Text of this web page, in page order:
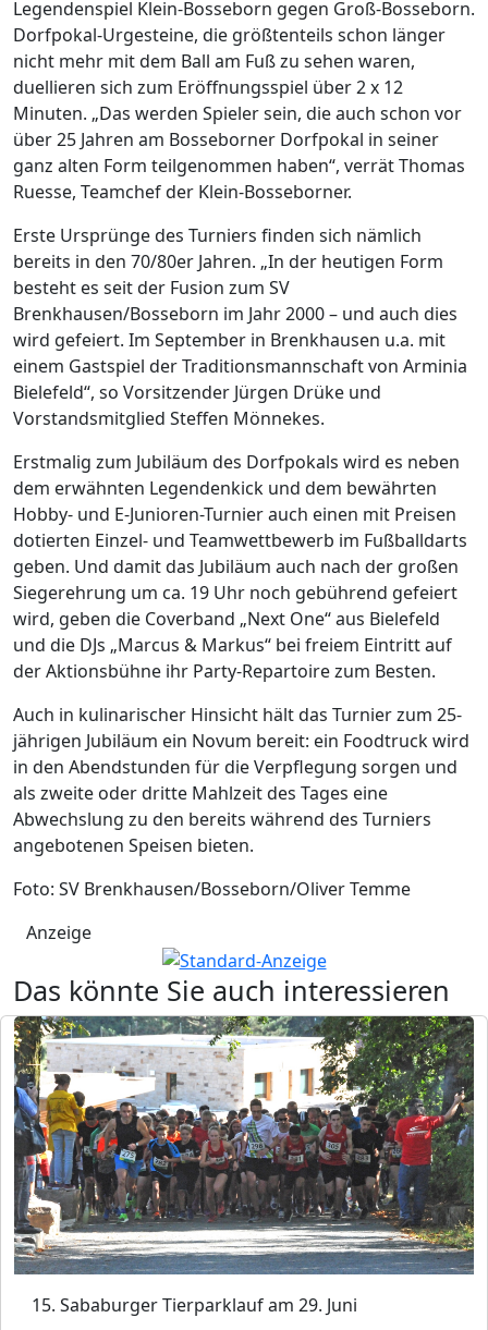
Legendenspiel Klein-Bosseborn gegen Groß-Bosseborn.
Dorfpokal-Urgesteine, die größtenteils schon länger
nicht mehr mit dem Ball am Fuß zu sehen waren,
duellieren sich zum Eröffnungsspiel über 2 x 12
Minuten. „Das werden Spieler sein, die auch schon vor
über 25 Jahren am Bosseborner Dorfpokal in seiner
ganz alten Form teilgenommen haben“, verrät Thomas
Ruesse, Teamchef der Klein-Bosseborner.
Erste Ursprünge des Turniers finden sich nämlich
bereits in den 70/80er Jahren. „In der heutigen Form
besteht es seit der Fusion zum SV
Brenkhausen/Bosseborn im Jahr 2000 – und auch dies
wird gefeiert. Im September in Brenkhausen u.a. mit
einem Gastspiel der Traditionsmannschaft von Arminia
Bielefeld“, so Vorsitzender Jürgen Drüke und
Vorstandsmitglied Steffen Mönnekes.
Erstmalig zum Jubiläum des Dorfpokals wird es neben
dem erwähnten Legendenkick und dem bewährten
Hobby- und E-Junioren-Turnier auch einen mit Preisen
dotierten Einzel- und Teamwettbewerb im Fußballdarts
geben. Und damit das Jubiläum auch nach der großen
Siegerehrung um ca. 19 Uhr noch gebührend gefeiert
wird, geben die Coverband „Next One“ aus Bielefeld
und die DJs „Marcus & Markus“ bei freiem Eintritt auf
der Aktionsbühne ihr Party-Repartoire zum Besten.
Auch in kulinarischer Hinsicht hält das Turnier zum 25-
jährigen Jubiläum ein Novum bereit: ein Foodtruck wird
in den Abendstunden für die Verpflegung sorgen und
als zweite oder dritte Mahlzeit des Tages eine
Abwechslung zu den bereits während des Turniers
angebotenen Speisen bieten.
Foto: SV Brenkhausen/Bosseborn/Oliver Temme
Anzeige
Das könnte Sie auch interessieren
15. Sababurger Tierparklauf am 29. Juni